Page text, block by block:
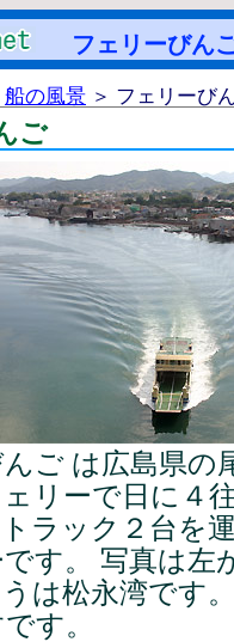
フェリーびん
船の風景 ＞ フェリーび
ご
ご は広島県の
リーで日に４
ラック２台を
す。 写真は左
は松永湾です
す。